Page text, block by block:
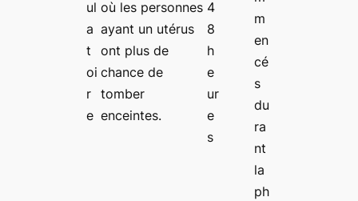
ul
a
t
oi
r
e
où les personnes
ayant un utérus
ont plus de
chance de
tomber
enceintes.
4
8
h
e
ur
e
s
m
en
cé
s
du
ra
nt
la
ph